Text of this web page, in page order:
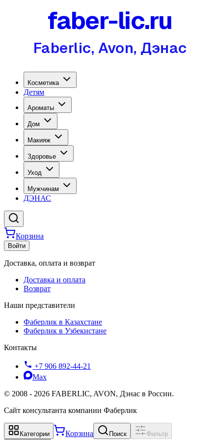
faber-lic.ru
Faberlic, Avon, Дэнас
Косметика
Детям
Ароматы
Дом
Макияж
Здоровье
Уход
Мужчинам
ДЭНАС
Корзина
Войти
Доставка, оплата и возврат
Доставка и оплата
Возврат
Наши представители
Фаберлик в Казахстане
Фаберлик в Узбекистане
Контакты
+7 906 892-44-21
Max
© 2008 - 2026 FABERLIC, AVON, Дэнас в России.
Сайт консультанта компании Фаберлик
Категории Корзина Поиск Фильтр